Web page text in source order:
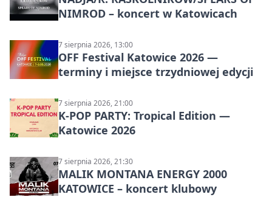
NIMROD – koncert w Katowicach
7 sierpnia 2026, 13:00
OFF Festival Katowice 2026 —
terminy i miejsce trzydniowej edycji
7 sierpnia 2026, 21:00
K-POP PARTY: Tropical Edition —
Katowice 2026
7 sierpnia 2026, 21:30
MALIK MONTANA ENERGY 2000
KATOWICE – koncert klubowy